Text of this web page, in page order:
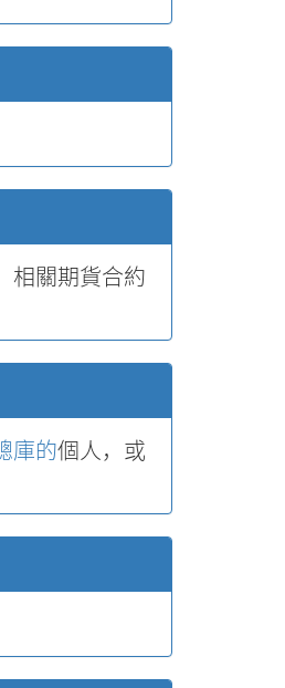
相關期貨合約
庫的個人，或